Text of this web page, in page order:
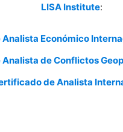
LISA Institute:
Analista Económico
Analista de Conflictos
de Analista